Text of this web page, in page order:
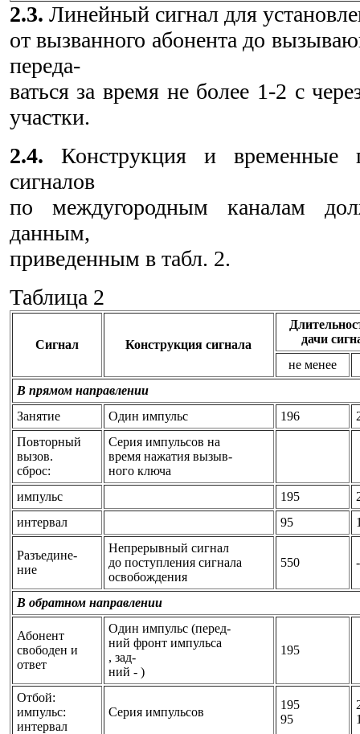
2.3. Линейный сигнал для
от вызванного абонента до
переда-
ваться за время не более 1-2 с
участки.
2.4. Конструкция и временные
сигналов
по междугородным каналам
данным,
приведенным в табл. 2.
Таблица 2
Сигнал Конструкция сигнала
дачи
не менее
В прямом направлении
Занятие
Один импульс 196
Повторный
вызов.
сброс:
Серия импульсов на
время нажатия вызыв-
ного ключа
импульс
195
интервал
95
Разъедине-
ние
Непрерывный сигнал
до поступления сигнала
освобождения
550 -
В обратном направлении
Абонент
свободен и
ответ
Один импульс (перед-
ний фронт импульса
, зад-
ний - )
195
Отбой:
импульс:
интервал
Серия импульсов
195
95